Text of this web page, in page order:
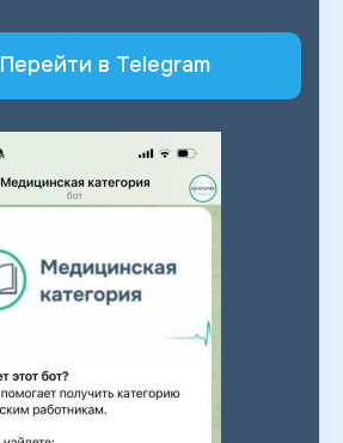
Перейти в Telegram